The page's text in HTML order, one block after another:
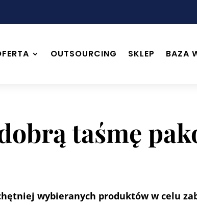
OUTSOURCING SKLEP BAZA
taśmę
wybieranych produktów w celu